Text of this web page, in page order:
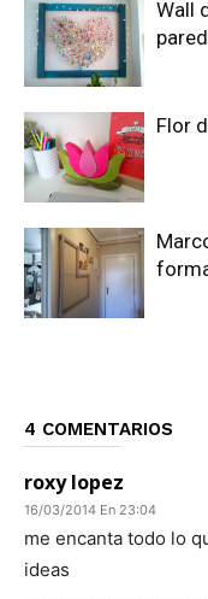
Wall
Flor
4 COMENTARIOS
roxy lopez
16/03/2014 En 23:04
me encanta todo lo
ideas